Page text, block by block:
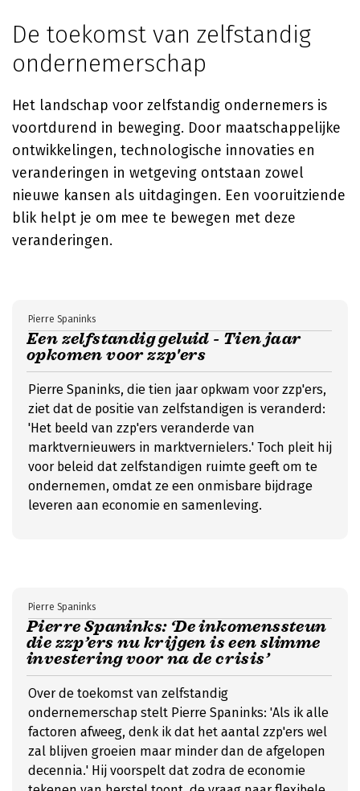
De toekomst van zelfstandig
ondernemerschap
Het landschap voor zelfstandig ondernemers is
voortdurend in beweging. Door maatschappelijke
ontwikkelingen, technologische innovaties en
veranderingen in wetgeving ontstaan zowel
nieuwe kansen als uitdagingen. Een vooruitziende
blik helpt je om mee te bewegen met deze
veranderingen.
Een zelfstandig geluid - Tien jaar
opkomen voor zzp'ers
Pierre Spaninks
Pierre Spaninks, die tien jaar opkwam voor zzp'ers,
ziet dat de positie van zelfstandigen is veranderd:
'Het beeld van zzp'ers veranderde van
marktvernieuwers in marktvernielers.' Toch pleit hij
voor beleid dat zelfstandigen ruimte geeft om te
ondernemen, omdat ze een onmisbare bijdrage
leveren aan economie en samenleving.
Pierre Spaninks: ‘De inkomenssteun
die zzp’ers nu krijgen is een slimme
investering voor na de crisis’
Pierre Spaninks
Over de toekomst van zelfstandig
ondernemerschap stelt Pierre Spaninks: 'Als ik alle
factoren afweeg, denk ik dat het aantal zzp'ers wel
zal blijven groeien maar minder dan de afgelopen
decennia.' Hij voorspelt dat zodra de economie